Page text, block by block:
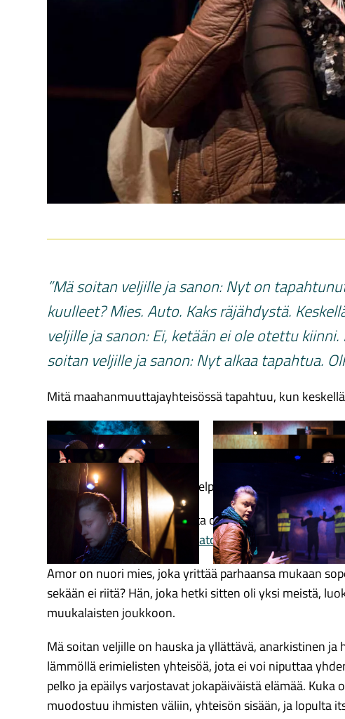
”Mä soitan veljille ja sanon: Nyt on
kuulleet? Mies. Auto. Kaks räjähdystä.
veljille ja sanon: Ei, ketään ei ole otettu
soitan veljille ja sanon: Nyt alkaa tapahtua.
Mitä maahanmuuttajayhteisössä tapahtuu, kun
Korkearesoluutioiset, painokelpoiset kuvat voit ladata
Katso videotraileri Youtubesta osoitteesta
https://www.youtube.com/
Amor on nuori mies, joka yrittää parhaansa mukaan
sekään ei riitä? Hän, joka hetki sitten oli yksi meistä,
muukalaisten joukkoon.
Mä soitan veljille on hauska ja yllättävä, anarkistinen ja
lämmöllä erimielisten yhteisöä, jota ei voi niputtaa
pelko ja epäilys varjostavat jokapäiväistä elämää. Kuka
muodostuu ihmisten väliin, yhteisön sisään, ja lopulta